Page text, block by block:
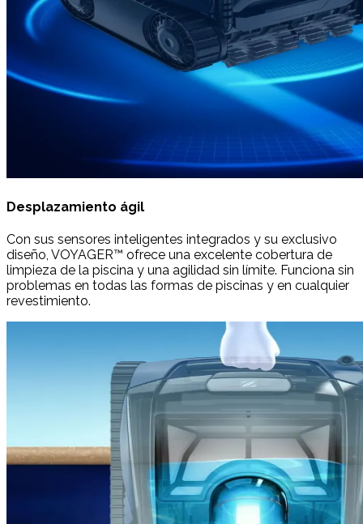
Desplazamiento ágil
Con sus sensores inteligentes integrados y su exclusivo
diseño, VOYAGER™ ofrece una excelente cobertura de
limpieza de la piscina y una agilidad sin límite. Funciona sin
problemas en todas las formas de piscinas y en cualquier
revestimiento.